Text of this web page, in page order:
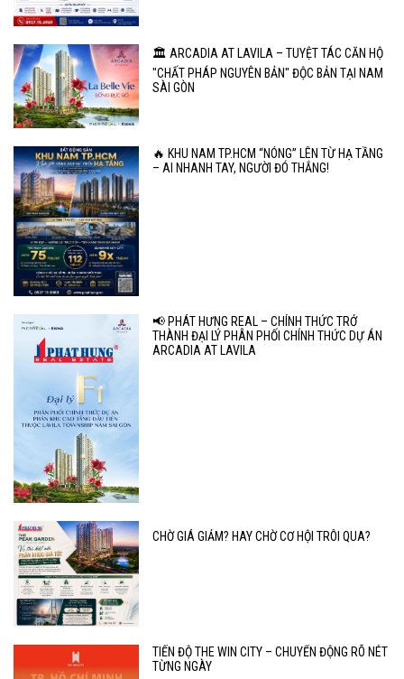
🏛️ ARCADIA AT LAVILA – TUYỆT TÁC CĂN HỘ
"CHẤT PHÁP NGUYÊN BẢN" ĐỘC BẢN TẠI NAM
SÀI GÒN
🔥 KHU NAM TP.HCM “NÓNG” LÊN TỪ HẠ TẦNG
– AI NHANH TAY, NGƯỜI ĐÓ THẮNG!
📢 PHÁT HƯNG REAL – CHÍNH THỨC TRỞ
THÀNH ĐẠI LÝ PHÂN PHỐI CHÍNH THỨC DỰ ÁN
ARCADIA AT LAVILA
CHỜ GIÁ GIẢM? HAY CHỜ CƠ HỘI TRÔI QUA?
TIẾN ĐỘ THE WIN CITY – CHUYỂN ĐỘNG RÕ NÉT
TỪNG NGÀY